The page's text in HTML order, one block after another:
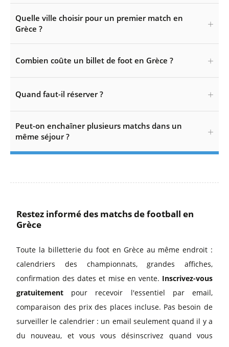
Quelle ville choisir pour un premier match en
Grèce ?
Combien coûte un billet de foot en Grèce ?
Quand faut-il réserver ?
Peut-on enchaîner plusieurs matchs dans un
même séjour ?
Restez informé des matchs de football en
Grèce
Toute la billetterie du foot en Grèce au même endroit :
calendriers des championnats, grandes affiches,
confirmation des dates et mise en vente. Inscrivez-vous
gratuitement pour recevoir l'essentiel par email,
comparaison des prix des places incluse. Pas besoin de
surveiller le calendrier : un email seulement quand il y a
du nouveau, et vous vous désinscrivez quand vous